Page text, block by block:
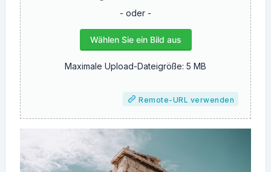
- oder -
Wählen Sie ein Bild aus
Maximale Upload-Dateigröße: 5 MB
Remote-URL verwenden